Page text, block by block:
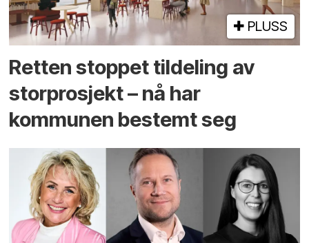
PLUSS
Retten stoppet tildeling av
storprosjekt – nå har
kommunen bestemt seg